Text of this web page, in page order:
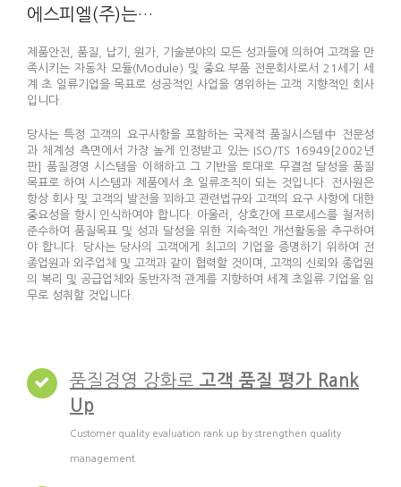
에스피엘(주)는…
제품안전, 품질, 납기, 원가, 기술분야의 모든 성과들에 의하여 고객을 만
족시키는 자동차 모듈(Module) 및 중요 부품 전문회사로서 21세기 세
계 초 일류기업을 목표로 성공적인 사업을 영위하는 고객 지향적인 회사
입니다.
당사는 특정 고객의 요구사항을 포함하는 국제적 품질시스템中 전문성
과 체계성 측면에서 가장 높게 인정받고 있는 ISO/TS 16949[2002년
판] 품질경영 시스템을 이해하고 그 기반을 토대로 무결점 달성을 품질
목표로 하여 시스템과 제품에서 초 일류조직이 되는 것입니다. 전사원은
항상 회사 및 고객의 발전을 꾀하고 관련법규와 고객의 요구 사항에 대한
중요성을 항시 인식하여야 합니다. 아울러, 상호간에 프로세스를 철저히
준수하여 품질목표 및 성과 달성을 위한 지속적인 개선활동을 추구하여
야 합니다. 당사는 당사의 고객에게 최고의 기업을 증명하기 위하여 전
종업원과 외주업체 및 고객과 같이 협력할 것이며, 고객의 신뢰와 종업원
의 복리 및 공급업체와 동반자적 관계를 지향하여 세계 초일류 기업을 임
무로 성취할 것입니다.
품질경영 강화로 고객 품질 평가 Rank
Up
Customer quality evaluation rank up by strengthen quality
management